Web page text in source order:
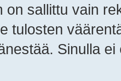
on sallittu vain
tulosten
Sinulla